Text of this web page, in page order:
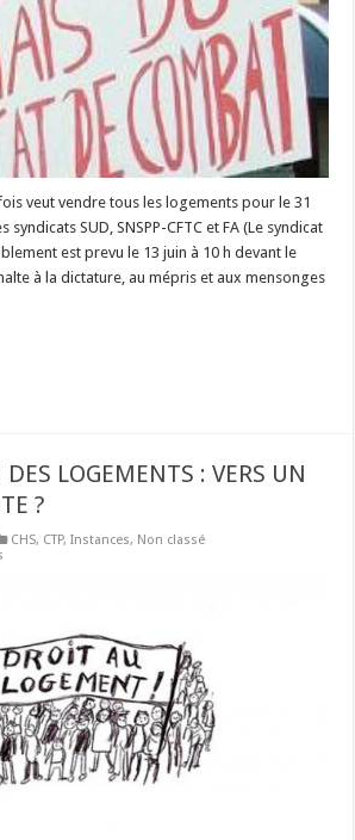
veut vendre tous les logements pour le 31
syndicats SUD, SNSPP-CFTC et FA (Le syndicat
est prevu le 13 juin à 10 h devant le
à la dictature, au mépris et aux mensonges
LOGEMENTS : VERS UN
?
CHS, CTP,Instances, Non classé
UN
CA
DE
LA
HONTE
?